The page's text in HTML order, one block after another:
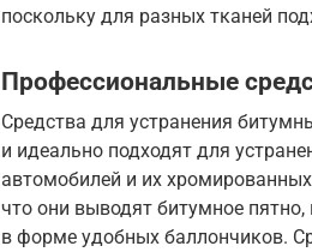
поскольку для разных тканей
Профессиональные
Средства для устранения
и идеально подходят для
автомобилей и их
что они выводят битумное
в форме удобных баллончиков.